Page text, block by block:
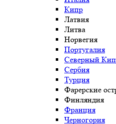
Кипр
Латвия
Литва
Норвегия
Португалия
Северный
Сербия
Турция
Фарерские
Финляндия
Франция
Черногория